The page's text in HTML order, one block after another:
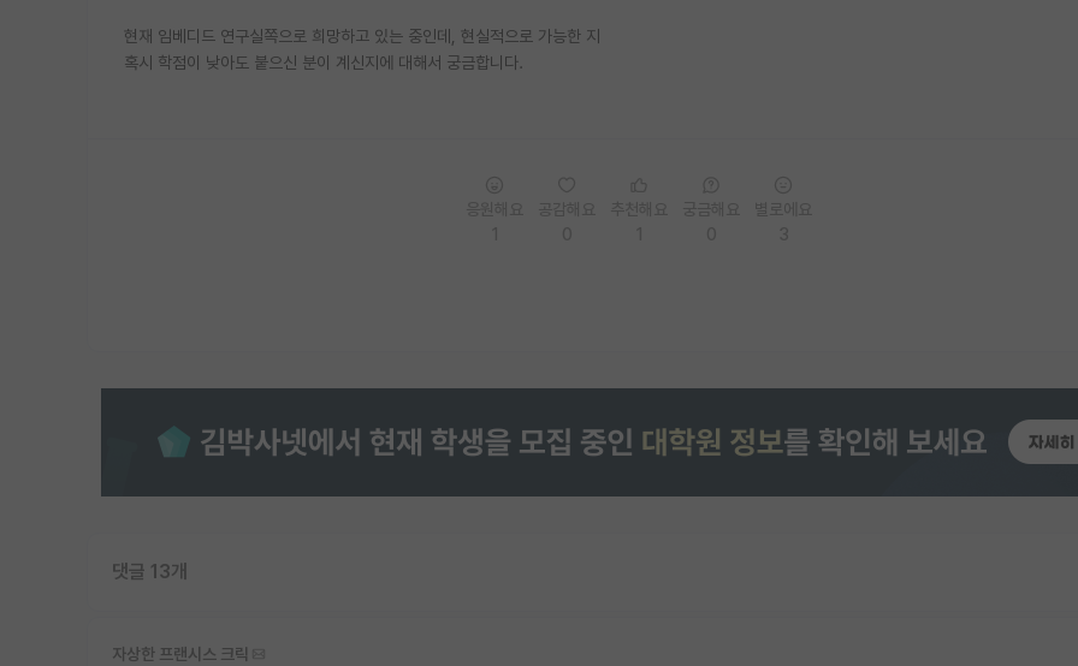
현재 임베디드 연구실쪽으로 희망하고 있는 중인데, 현실적으로 가능한 지
혹시 학점이 낮아도 붙으신 분이 계신지에 대해서 궁금합니다.
댓글 13개
자상한 프랜시스 크릭